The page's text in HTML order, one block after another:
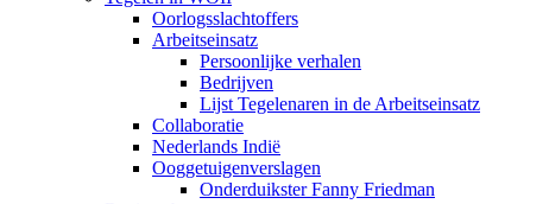
Oorlogsslachtoffers
Arbeitseinsatz
Persoonlijke verhalen
Bedrijven
Lijst Tegelenaren in de Arbeitseinsatz
Collaboratie
Nederlands Indië
Ooggetuigenverslagen
Onderduikster Fanny Friedman